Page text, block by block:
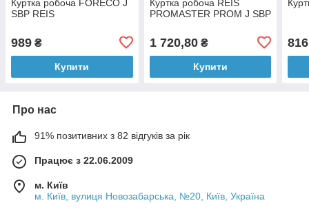
Куртка робоча FORECO J
SBP REIS
989 ₴
Купити
Куртка робоча REIS
PROMASTER PROM J SBP
1 720,80₴
Купити
816
Про нас
91% позитивних з 82 відгуків за рік
Працює з 22.06.2009
м. Київ
м. Київ, вулиця Новозабарська, №20, Київ, Україна